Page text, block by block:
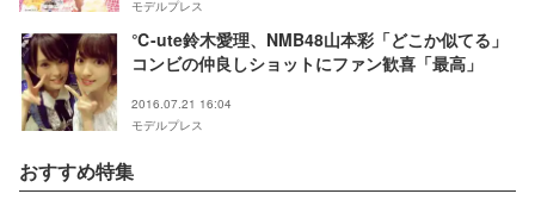
モデルプレス
℃-ute鈴木愛理、NMB48山本彩「どこか似てる」
コンビの仲良しショットにファン歓喜「最高」
2016.07.21 16:04
モデルプレス
おすすめ特集